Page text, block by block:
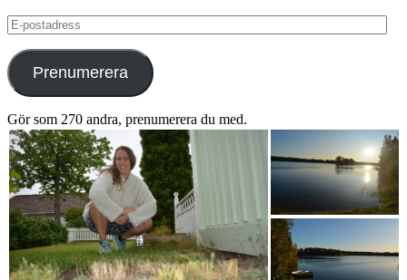
E-
postadress
Prenumerera
Gör som 270 andra, prenumerera du med.